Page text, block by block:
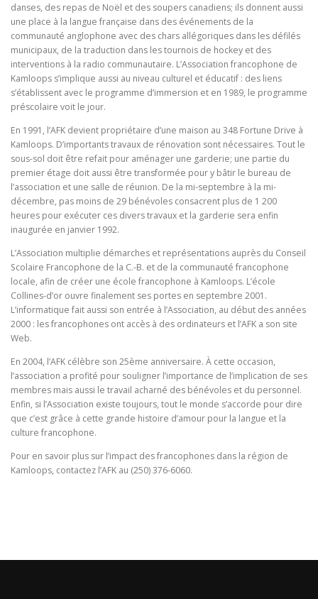
danses, des repas de Noël et des soupers canadiens; ils donnent aussi
une place à la langue française dans des événements de la
communauté anglophone avec des chars allégoriques dans les défilés
municipaux, de la traduction dans les tournois de hockey et des
interventions à la radio communautaire. L’Association francophone de
Kamloops s’implique aussi au niveau culturel et éducatif : des liens
s’établissent avec le programme d’immersion et en 1989, le programme
préscolaire voit le jour.
En 1991, l’AFK devient propriétaire d’une maison au 348 Fortune Drive à
Kamloops. D’importants travaux de rénovation sont nécessaires. Tout le
sous-sol doit être refait pour aménager une garderie; une partie du
premier étage doit aussi être transformée pour y bâtir le bureau de
l’association et une salle de réunion. De la mi-septembre à la mi-
décembre, pas moins de 29 bénévoles consacrent plus de 1 200
heures pour exécuter ces divers travaux et la garderie sera enfin
inaugurée en janvier 1992.
L’Association multiplie démarches et représentations auprès du Conseil
Scolaire Francophone de la C.-B. et de la communauté francophone
locale, afin de créer une école francophone à Kamloops. L’école
Collines-d’or ouvre finalement ses portes en septembre 2001.
L’informatique fait aussi son entrée à l’Association, au début des années
2000 : les francophones ont accès à des ordinateurs et l’AFK a son site
Web.
En 2004, l’AFK célèbre son 25ème anniversaire. À cette occasion,
l’association a profité pour souligner l’importance de l’implication de ses
membres mais aussi le travail acharné des bénévoles et du personnel.
Enfin, si l’Association existe toujours, tout le monde s’accorde pour dire
que c’est grâce à cette grande histoire d’amour pour la langue et la
culture francophone.
Pour en savoir plus sur l’impact des francophones dans la région de
Kamloops, contactez l’AFK au (250) 376-6060.